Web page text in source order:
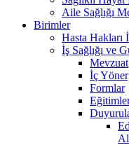
Aile Sağlığı
Birimler
Hasta Hakları
İş Sağlığı ve
Mevzuat
İç
Formlar